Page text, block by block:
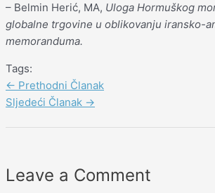
– Belmin Herić, MA, Uloga Hormuškog
globalne trgovine u oblikovanju iransko-
memoranduma.
Tags:
← Prethodni Članak
Sljedeći Članak →
Leave a Comment